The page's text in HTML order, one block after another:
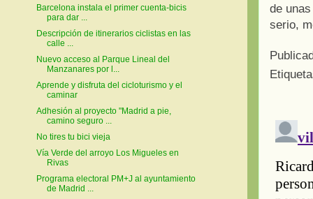
de
serio,
Barcelona instala el primer cuenta-bicis
para dar ...
Descripción de itinerarios ciclistas en las
calle ...
Nuevo acceso al Parque Lineal del
Manzanares por l...
Aprende y disfruta del cicloturismo y el
caminar
Adhesión al proyecto "Madrid a pie,
camino seguro ...
No tires tu bici vieja
Vía Verde del arroyo Los Migueles en
Rivas
Programa electoral PM+J al ayuntamiento
de Madrid ...